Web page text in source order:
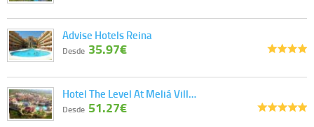
Advise Hotels Reina
Desde 35.97€
Hotel The Level At Meliá Vill…
Desde 51.27€